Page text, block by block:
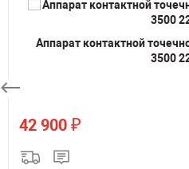
Аппарат контактной
3500
42 900 ₽